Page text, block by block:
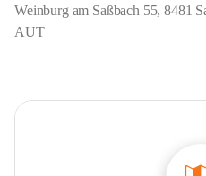
Weinburg am Saßbach 55, 8481
AUT